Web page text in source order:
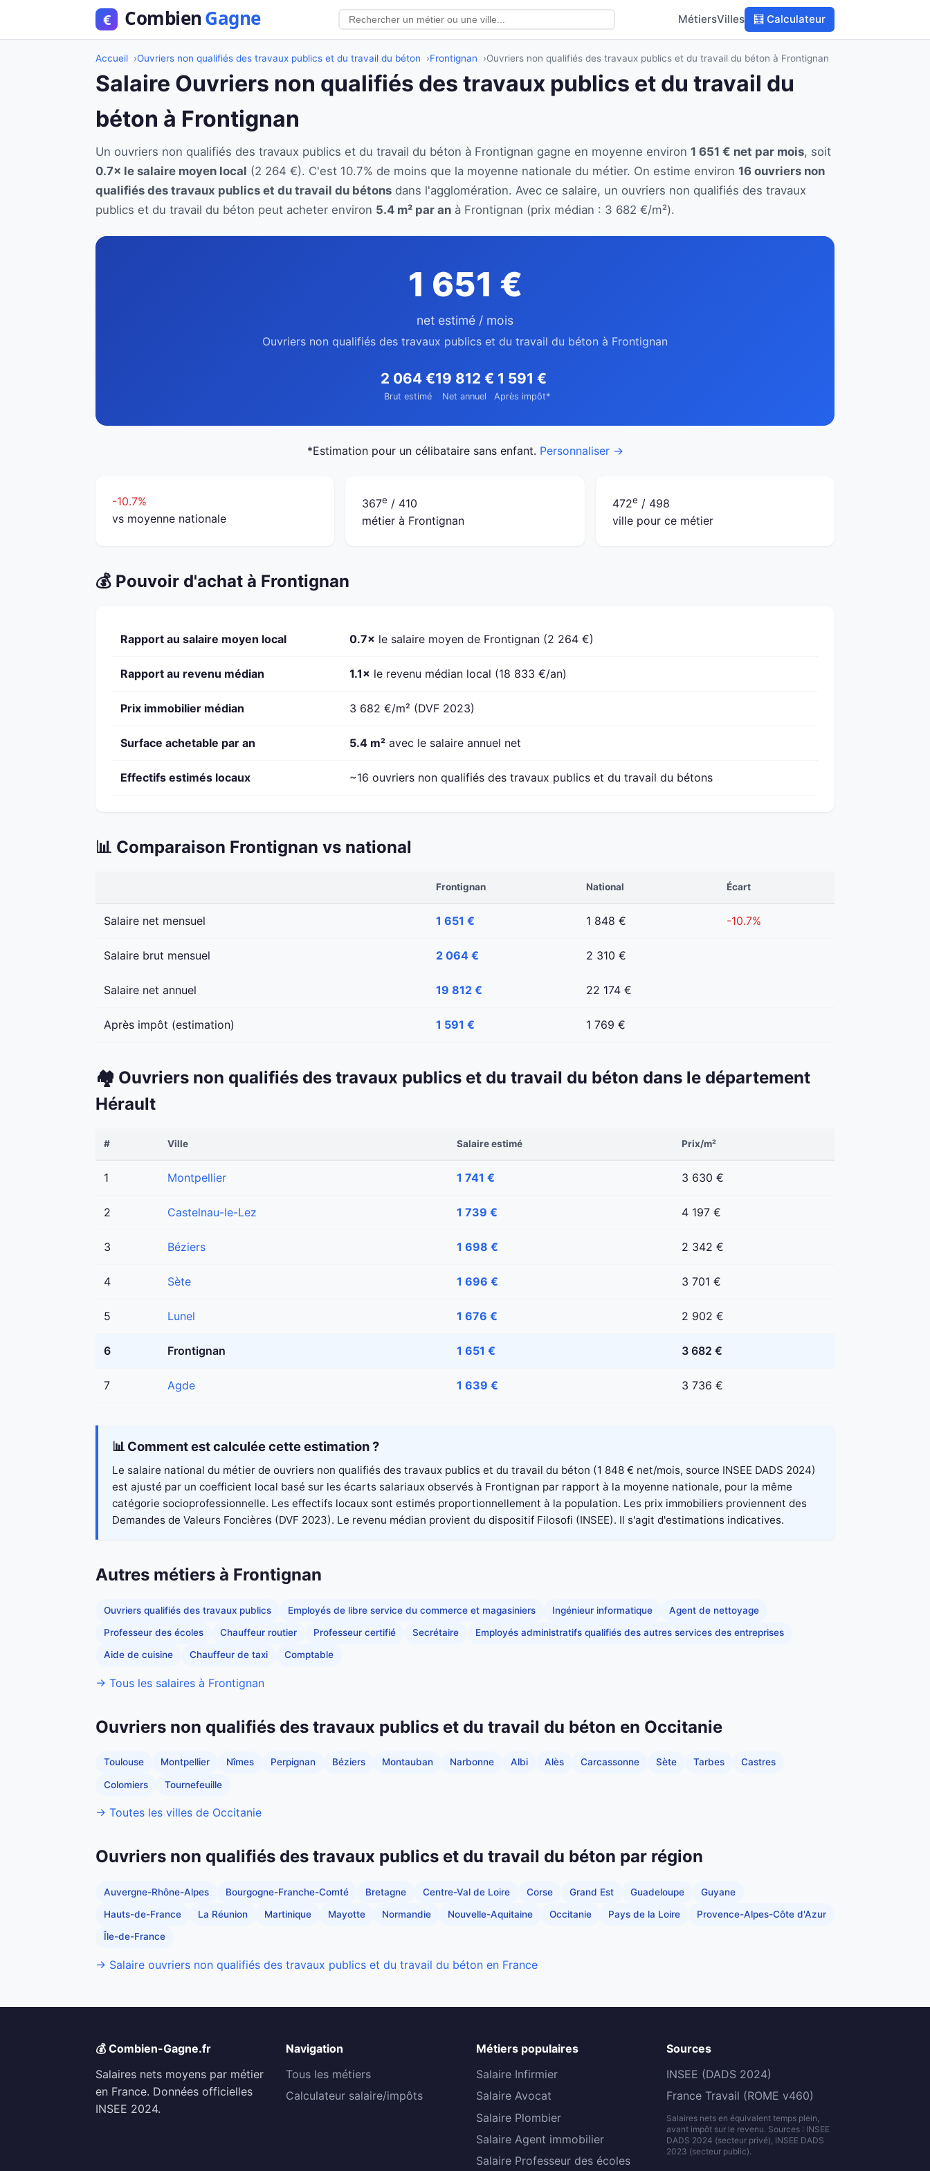
MétiersVilles 🧮 Calculateur
Accueil Ouvriers non qualifiés des travaux publics et du travail du béton Frontignan Ouvriers non qualifiés des travaux publics et du travail du béton à Frontignan
Salaire Ouvriers non qualifiés des travaux publics et du travail du
béton à Frontignan
Un ouvriers non qualifiés des travaux publics et du travail du béton à Frontignan gagne en moyenne environ 1 651 € net par mois, soit
0.7× le salaire moyen local (2 264 €). C'est 10.7% de moins que la moyenne nationale du métier. On estime environ 16 ouvriers non
qualifiés des travaux publics et du travail du bétons dans l'agglomération. Avec ce salaire, un ouvriers non qualifiés des travaux
publics et du travail du béton peut acheter environ 5.4 m² par an à Frontignan (prix médian : 3 682 €/m²).
1 651 €
net estimé / mois
Ouvriers non qualifiés des travaux publics et du travail du béton à Frontignan
2 064 €
Brut estimé
19 812 €
Net annuel
1 591 €
Après impôt*
*Estimation pour un célibataire sans enfant. Personnaliser →
-10.7%
vs moyenne nationale
367e / 410
métier à Frontignan
472e / 498
ville pour ce métier
💰 Pouvoir d'achat à Frontignan
Rapport au salaire moyen local 0.7× le salaire moyen de Frontignan (2 264 €)
Rapport au revenu médian 1.1× le revenu médian local (18 833 €/an)
Prix immobilier médian 3 682 €/m² (DVF 2023)
Surface achetable par an 5.4 m² avec le salaire annuel net
Effectifs estimés locaux ~16 ouvriers non qualifiés des travaux publics et du travail du bétons
📊 Comparaison Frontignan vs national
Frontignan National Écart
Salaire net mensuel 1 651 € 1 848 € -10.7%
Salaire brut mensuel 2 064 € 2 310 €
Salaire net annuel 19 812 € 22 174 €
Après impôt (estimation) 1 591 € 1 769 €
🏘️ Ouvriers non qualifiés des travaux publics et du travail du béton dans le département
Hérault
# Ville Salaire estimé Prix/m²
1 Montpellier 1 741 € 3 630 €
2 Castelnau-le-Lez 1 739 € 4 197 €
3 Béziers 1 698 € 2 342 €
4 Sète 1 696 € 3 701 €
5 Lunel 1 676 € 2 902 €
6 Frontignan 1 651 € 3 682 €
7 Agde 1 639 € 3 736 €
📊 Comment est calculée cette estimation ?
Le salaire national du métier de ouvriers non qualifiés des travaux publics et du travail du béton (1 848 € net/mois, source INSEE DADS 2024)
est ajusté par un coefficient local basé sur les écarts salariaux observés à Frontignan par rapport à la moyenne nationale, pour la même
catégorie socioprofessionnelle. Les effectifs locaux sont estimés proportionnellement à la population. Les prix immobiliers proviennent des
Demandes de Valeurs Foncières (DVF 2023). Le revenu médian provient du dispositif Filosofi (INSEE). Il s'agit d'estimations indicatives.
Autres métiers à Frontignan
Ouvriers qualifiés des travaux publics Employés de libre service du commerce et magasiniers Ingénieur informatique Agent de nettoyage
Professeur des écoles Chauffeur routier Professeur certifié Secrétaire Employés administratifs qualifiés des autres services des entreprises
Aide de cuisine Chauffeur de taxi Comptable
→ Tous les salaires à Frontignan
Ouvriers non qualifiés des travaux publics et du travail du béton en Occitanie
Toulouse Montpellier Nîmes Perpignan Béziers Montauban Narbonne Albi Alès Carcassonne Sète Tarbes Castres
Colomiers Tournefeuille
→ Toutes les villes de Occitanie
Ouvriers non qualifiés des travaux publics et du travail du béton par région
Auvergne-Rhône-Alpes Bourgogne-Franche-Comté Bretagne Centre-Val de Loire Corse Grand Est Guadeloupe Guyane
Hauts-de-France La Réunion Martinique Mayotte Normandie Nouvelle-Aquitaine Occitanie Pays de la Loire Provence-Alpes-Côte d'Azur
Île-de-France
→ Salaire ouvriers non qualifiés des travaux publics et du travail du béton en France
💰 Combien-Gagne.fr
Salaires nets moyens par métier
en France. Données officielles
INSEE 2024.
Navigation
Tous les métiers
Calculateur salaire/impôts
Métiers populaires
Salaire Infirmier
Salaire Avocat
Salaire Plombier
Salaire Agent immobilier
Salaire Professeur des écoles
Sources
INSEE (DADS 2024)
France Travail (ROME v460)
Salaires nets en équivalent temps plein,
avant impôt sur le revenu. Sources : INSEE
DADS 2024 (secteur privé), INSEE DADS
2023 (secteur public).